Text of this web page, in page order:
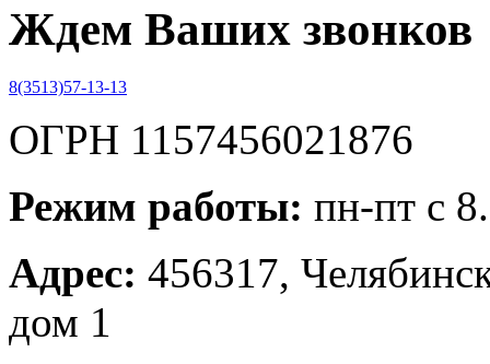
Ждем Ваших звонков
8(3513)57-13-13
ОГРН 1157456021876
Режим работы: пн-пт с
Адрес: 456317,
дом 1